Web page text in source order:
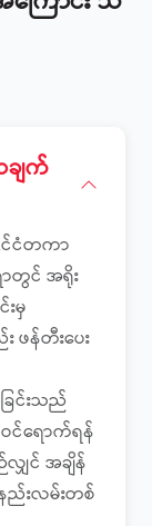
ျက်
င်ငံတကာ
တွင် အရိုး
မှ
န်တီးပေး
င်းသည်
ရောက်ရန်
လျှင် အချိန်
နည်းလမ်းတစ်